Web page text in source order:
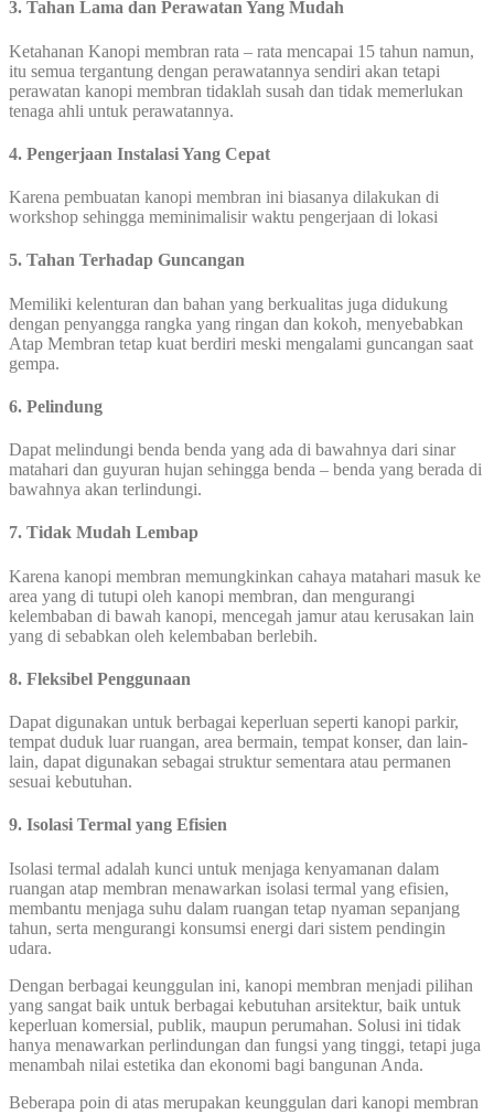
3. Tahan Lama dan Perawatan Yang Mudah
Ketahanan Kanopi membran rata – rata mencapai 15 tahun namun,
itu semua tergantung dengan perawatannya sendiri akan tetapi
perawatan kanopi membran tidaklah susah dan tidak memerlukan
tenaga ahli untuk perawatannya.
4. Pengerjaan Instalasi Yang Cepat
Karena pembuatan kanopi membran ini biasanya dilakukan di
workshop sehingga meminimalisir waktu pengerjaan di lokasi
5. Tahan Terhadap Guncangan
Memiliki kelenturan dan bahan yang berkualitas juga didukung
dengan penyangga rangka yang ringan dan kokoh, menyebabkan
Atap Membran tetap kuat berdiri meski mengalami guncangan saat
gempa.
6. Pelindung
Dapat melindungi benda benda yang ada di bawahnya dari sinar
matahari dan guyuran hujan sehingga benda – benda yang berada di
bawahnya akan terlindungi.
7. Tidak Mudah Lembap
Karena kanopi membran memungkinkan cahaya matahari masuk ke
area yang di tutupi oleh kanopi membran, dan mengurangi
kelembaban di bawah kanopi, mencegah jamur atau kerusakan lain
yang di sebabkan oleh kelembaban berlebih.
8. Fleksibel Penggunaan
Dapat digunakan untuk berbagai keperluan seperti kanopi parkir,
tempat duduk luar ruangan, area bermain, tempat konser, dan lain-
lain, dapat digunakan sebagai struktur sementara atau permanen
sesuai kebutuhan.
9. Isolasi Termal yang Efisien
Isolasi termal adalah kunci untuk menjaga kenyamanan dalam
ruangan atap membran menawarkan isolasi termal yang efisien,
membantu menjaga suhu dalam ruangan tetap nyaman sepanjang
tahun, serta mengurangi konsumsi energi dari sistem pendingin
udara.
Dengan berbagai keunggulan ini, kanopi membran menjadi pilihan
yang sangat baik untuk berbagai kebutuhan arsitektur, baik untuk
keperluan komersial, publik, maupun perumahan. Solusi ini tidak
hanya menawarkan perlindungan dan fungsi yang tinggi, tetapi juga
menambah nilai estetika dan ekonomi bagi bangunan Anda.
Beberapa poin di atas merupakan keunggulan dari kanopi membran